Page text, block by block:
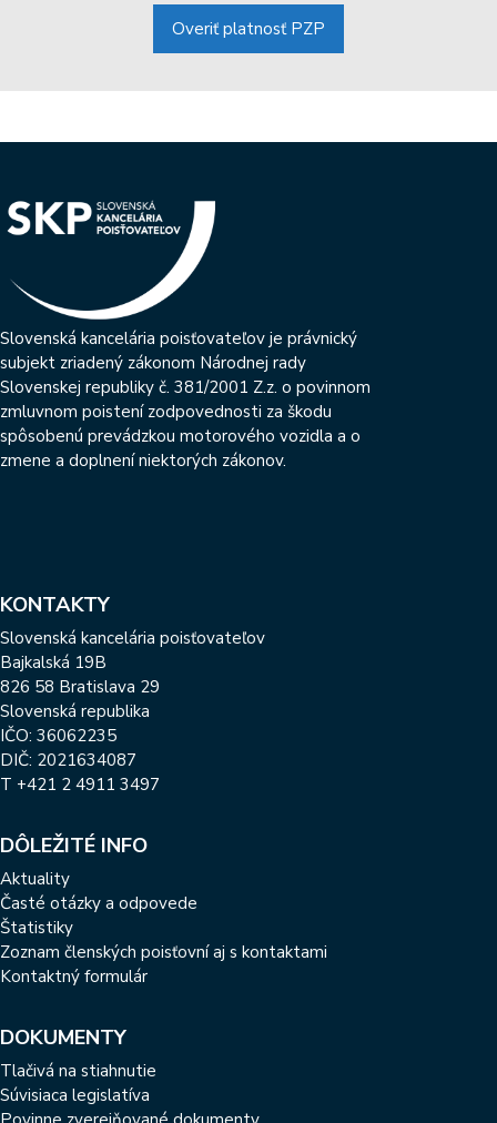
Overiť platnosť PZP
Slovenská kancelária poisťovateľov je právnický
subjekt zriadený zákonom Národnej rady
Slovenskej republiky č. 381/2001 Z.z. o povinnom
zmluvnom poistení zodpovednosti za škodu
spôsobenú prevádzkou motorového vozidla a o
zmene a doplnení niektorých zákonov.
KONTAKTY
Slovenská kancelária poisťovateľov
Bajkalská 19B
826 58 Bratislava 29
Slovenská republika
IČO: 36062235
DIČ: 2021634087
T +421 2 4911 3497
DÔLEŽITÉ INFO
Aktuality
Časté otázky a odpovede
Štatistiky
Zoznam členských poisťovní aj s kontaktami
Kontaktný formulár
DOKUMENTY
Tlačivá na stiahnutie
Súvisiaca legislatíva